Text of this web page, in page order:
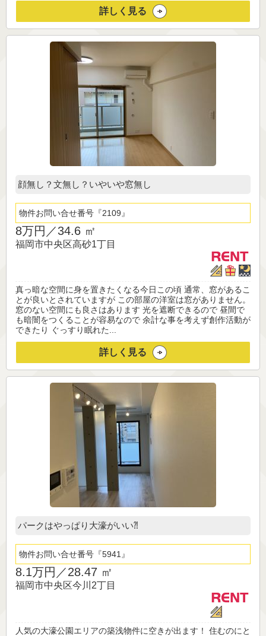
詳しく見る
顔無し？文無し？いやいや窓無し
物件お問い合せ番号 2109
8万円／34.6 ㎡
福岡市中央区高砂1丁目
真っ暗な空間に身を置きたくなる今日この頃 通常、窓があるこ
とが良いとされていますが この部屋の洋室は窓がありません。
窓のない空間にも良さはあります 光を遮断できるので 昼間で
も暗闇をつくることが容易なので 余計な事を考えず創作活動が
できたり ぐっすり眠れた...
詳しく見る
パークはやっぱり大濠がいい⁈
物件お問い合せ番号 5941
8.1万円／28.47 ㎡
福岡市中央区今川2丁目
人気の大濠公園エリアの築浅物件に空きが出ます！ 住むのにと